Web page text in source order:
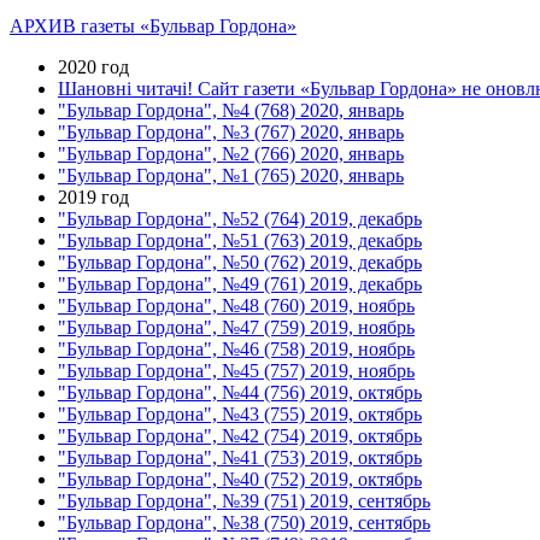
АРХИВ газеты «Бульвар Гордона»
2020 год
Шановні читачі! Сайт газети «Бульвар Гордона» не
"Бульвар Гордона", №4 (768) 2020, январь
"Бульвар Гордона", №3 (767) 2020, январь
"Бульвар Гордона", №2 (766) 2020, январь
"Бульвар Гордона", №1 (765) 2020, январь
2019 год
"Бульвар Гордона", №52 (764) 2019, декабрь
"Бульвар Гордона", №51 (763) 2019, декабрь
"Бульвар Гордона", №50 (762) 2019, декабрь
"Бульвар Гордона", №49 (761) 2019, декабрь
"Бульвар Гордона", №48 (760) 2019, ноябрь
"Бульвар Гордона", №47 (759) 2019, ноябрь
"Бульвар Гордона", №46 (758) 2019, ноябрь
"Бульвар Гордона", №45 (757) 2019, ноябрь
"Бульвар Гордона", №44 (756) 2019, октябрь
"Бульвар Гордона", №43 (755) 2019, октябрь
"Бульвар Гордона", №42 (754) 2019, октябрь
"Бульвар Гордона", №41 (753) 2019, октябрь
"Бульвар Гордона", №40 (752) 2019, октябрь
"Бульвар Гордона", №39 (751) 2019, сентябрь
"Бульвар Гордона", №38 (750) 2019, сентябрь